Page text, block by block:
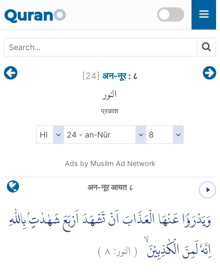
QuranO
[24] अन-नूर: ८
النور
प्रकाश
Ads by Muslim Ad Network
अन-नूर आयत ८
وَيَدْرَؤُا عَنْهَا الْعَذَابَ اَنْ تَشْهَدَ اَرْبَعَ شَهٰدٰتٍۢ بِاللّٰهِ
اِنَّهٗ لَمِنَ الْكٰذِبِيْنَ ۙ (النور:٨)